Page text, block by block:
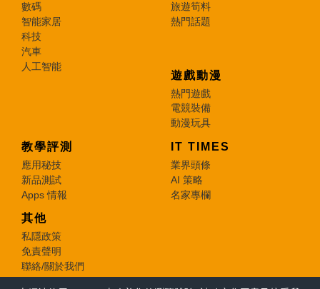
數碼
智能家居
科技
汽車
人工智能
旅遊筍料
熱門話題
遊戲動漫
熱門遊戲
電競裝備
動漫玩具
教學評測
應用秘技
新品測試
Apps 情報
IT TIMES
業界頭條
AI 策略
名家專欄
其他
私隱政策
免責聲明
聯絡/關於我們